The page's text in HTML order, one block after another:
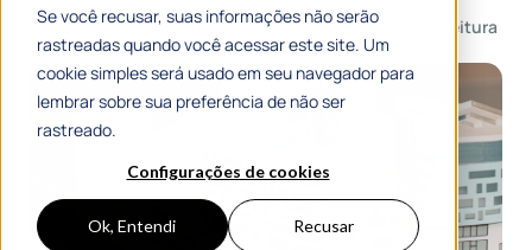
Se você recusar, suas informações não serão
rastreadas quando você acessar este site. Um
cookie simples será usado em seu navegador para
lembrar sobre sua preferência de não ser
rastreado.
Configurações de cookies
Ok, Entendi Recusar
Por Gustavo Andrade 29 Julho 2025 7 Min De Leitura